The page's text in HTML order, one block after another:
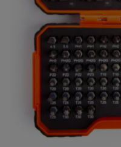
Naam
Samenvatting
Beoordeling